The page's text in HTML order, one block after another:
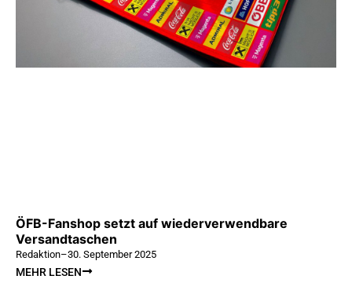
ÖFB-Fanshop setzt auf wiederverwendbare
Versandtaschen
Redaktion–30. September 2025
MEHR LESEN